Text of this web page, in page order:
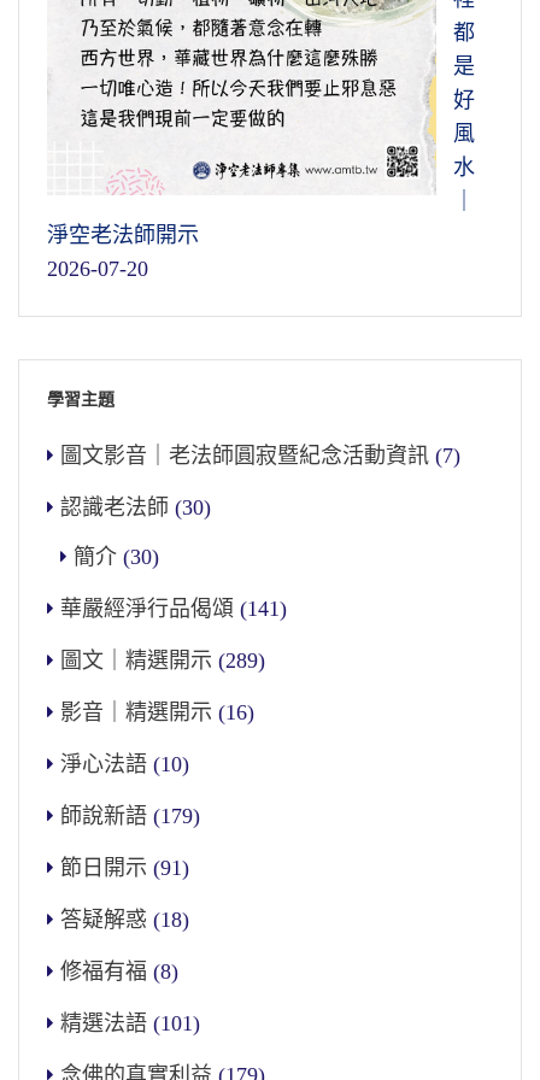
都
是
好
風
水
淨空老法師開示
2026-07-20
學習主題
圖文影音｜老法師圓寂暨紀念活動資訊 (7)
認識老法師 (30)
簡介 (30)
華嚴經淨行品偈頌 (141)
圖文｜精選開示 (289)
影音｜精選開示 (16)
淨心法語 (10)
師說新語 (179)
節日開示 (91)
答疑解惑 (18)
修福有福 (8)
精選法語 (101)